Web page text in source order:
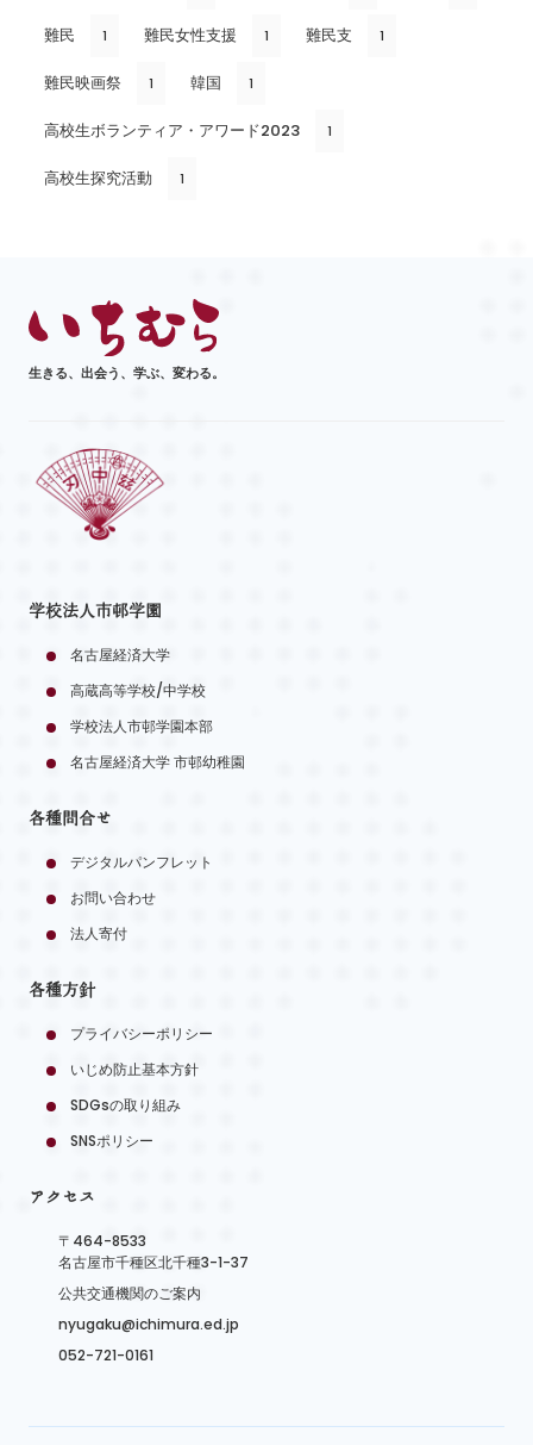
難民 1 難民女性支援 1 難民支 1
難民映画祭 1 韓国 1
高校生ボランティア・アワード2023 1
高校生探究活動 1
生きる、出会う、学ぶ、変わる。
学校法人市邨学園
名古屋経済大学
高蔵高等学校/中学校
学校法人市邨学園本部
名古屋経済大学 市邨幼稚園
各種問合せ
デジタルパンフレット
お問い合わせ
法人寄付
各種方針
プライバシーポリシー
いじめ防止基本方針
SDGsの取り組み
SNSポリシー
アクセス
〒464-8533
名古屋市千種区北千種3-1-37
公共交通機関のご案内
nyugaku@ichimura.ed.jp
052-721-0161